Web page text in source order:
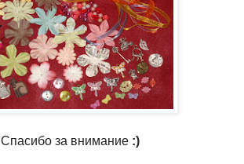
Спасибо за внимание :)